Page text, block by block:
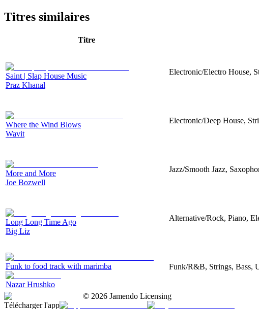
Titres similaires
Titre
Saint | Slap House Music
Praz Khanal
Electronic/Electro House,
Where the Wind Blows
Wavit
Electronic/Deep House,
More and More
Joe Bozwell
Jazz/Smooth Jazz,
Long Long Time Ago
Big Liz
Alternative/Rock, Piano,
Funk to food track with marimba
Nazar Hrushko
Funk/R&B, Strings, Bass,
© 2026 Jamendo Licensing
Télécharger l'app